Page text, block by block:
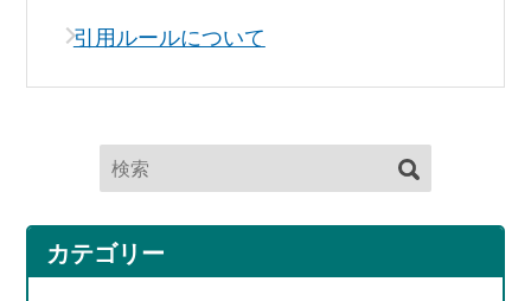
引用ルールについて
カテゴリー